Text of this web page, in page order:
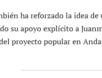
ha reforzado la idea
su apoyo explícito a
proyecto popular en